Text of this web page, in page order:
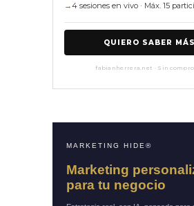
→4 sesiones en vivo · Máx. 15
QUIERO SABER
fabianherrera.net · Sin
MARKETING HIDE®
Marketing
para tu negocio